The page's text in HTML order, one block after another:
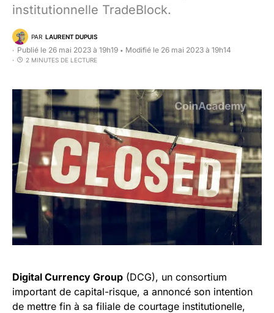
institutionnelle TradeBlock.
PAR LAURENT DUPUIS
Publié le 26 mai 2023 à 19h19 • Modifié le 26 mai 2023 à 19h14
2 MINUTES DE LECTURE
Digital Currency Group (DCG), un consortium
important de capital-risque, a annoncé son intention
de mettre fin à sa filiale de courtage institutionelle,